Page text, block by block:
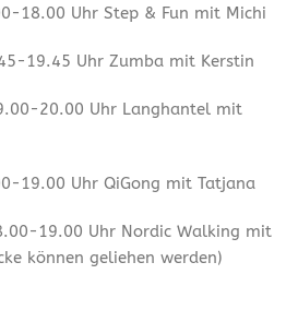
18.00 Uhr Step & Fun mit Michi
19.45 Uhr Zumba mit Kerstin
20.00 Uhr Langhantel mit
19.00 Uhr QiGong mit Tatjana
19.00 Uhr Nordic Walking mit
können geliehen werden)